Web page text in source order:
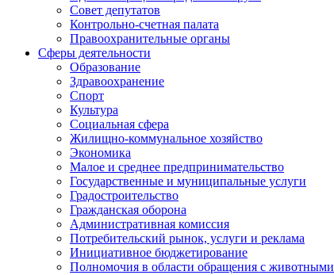
Совет депутатов
Контрольно-счетная палата
Правоохранительные органы
Сферы деятельности
Образование
Здравоохранение
Спорт
Культура
Социальная сфера
Жилищно-коммунальное хозяйство
Экономика
Малое и среднее предпринимательство
Государственные и муниципальные услуги
Градостроительство
Гражданская оборона
Административная комиссия
Потребительский рынок, услуги и реклама
Инициативное бюджетирование
Полномочия в области обращения с животными